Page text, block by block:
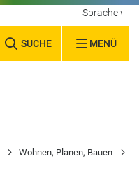
SUCHE MENÜ
Sprache
Wohnen, Planen, Bauen